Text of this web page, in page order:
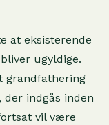
at eksisterende
ugyldige.
grandfathering
indgås inden
vil være